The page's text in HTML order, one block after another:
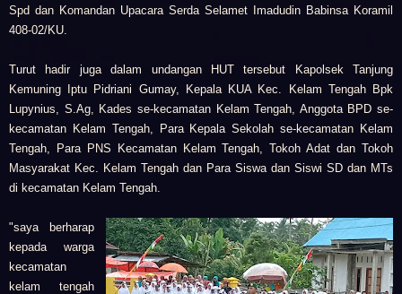
Spd dan Komandan Upacara Serda Selamet Imadudin Babinsa Koramil
408-02/KU.
Turut hadir juga dalam undangan HUT tersebut Kapolsek Tanjung
Kemuning Iptu Pidriani Gumay, Kepala KUA Kec. Kelam Tengah Bpk
Lupynius, S.Ag, Kades se-kecamatan Kelam Tengah, Anggota BPD se-
kecamatan Kelam Tengah, Para Kepala Sekolah se-kecamatan Kelam
Tengah, Para PNS Kecamatan Kelam Tengah, Tokoh Adat dan Tokoh
Masyarakat Kec. Kelam Tengah dan Para Siswa dan Siswi SD dan MTs
di kecamatan Kelam Tengah.
"saya berharap
kepada warga
kecamatan
kelam tengah